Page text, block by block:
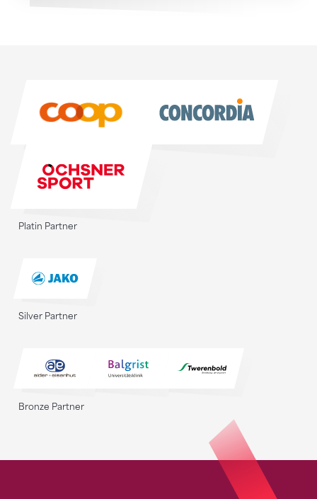
Platin Partner
Silver Partner
Bronze Partner